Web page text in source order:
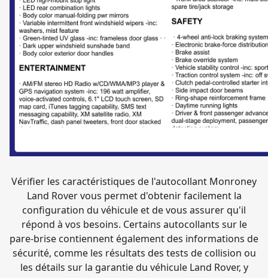
Vérifier les caractéristiques de l'autocollant Monroney
Land Rover vous permet d'obtenir facilement la
configuration du véhicule et de vous assurer qu'il
répond à vos besoins. Certains autocollants sur le
pare-brise contiennent également des informations de
sécurité, comme les résultats des tests de collision ou
les détails sur la garantie du véhicule Land Rover, y